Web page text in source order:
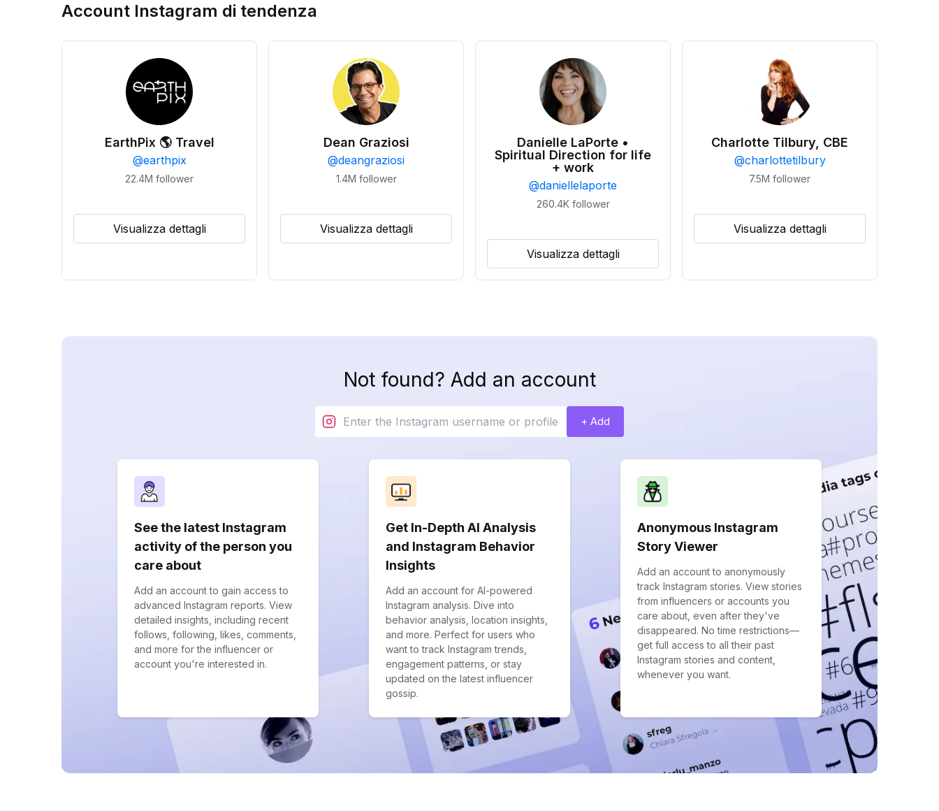
Account Instagram di tendenza
EarthPix 🌎 Travel
@earthpix
22.4M follower
Visualizza dettagli
Dean Graziosi
@deangraziosi
1.4M follower
Visualizza dettagli
Danielle LaPorte •
Spiritual Direction for life
+ work
@daniellelaporte
260.4K follower
Visualizza dettagli
Charlotte Tilbury, CBE
@charlottetilbury
7.5M follower
Visualizza dettagli
Not found? Add an account
+ Add
See the latest Instagram
activity of the person you
care about
Add an account to gain access to
advanced Instagram reports. View
detailed insights, including recent
follows, following, likes, comments,
and more for the influencer or
account you're interested in.
Get In-Depth AI Analysis
and Instagram Behavior
Insights
Add an account for AI-powered
Instagram analysis. Dive into
behavior analysis, location insights,
and more. Perfect for users who
want to track Instagram trends,
engagement patterns, or stay
updated on the latest influencer
gossip.
Anonymous Instagram
Story Viewer
Add an account to anonymously
track Instagram stories. View stories
from influencers or accounts you
care about, even after they've
disappeared. No time restrictions—
get full access to all their past
Instagram stories and content,
whenever you want.